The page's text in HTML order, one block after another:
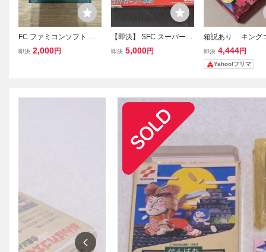
FC ファミコンソフト 沙
羅曼蛇 サラマンダ クリア
即決 2,000円
【即決】 SFC スーパーフ
ァミコン 必殺コマンドコ
即決 5,000円
箱説あり キング
2 怒りのメガトン
チ KONAMI コ
FC ファミコン
即決 4,444円
Yahoo!フリマ